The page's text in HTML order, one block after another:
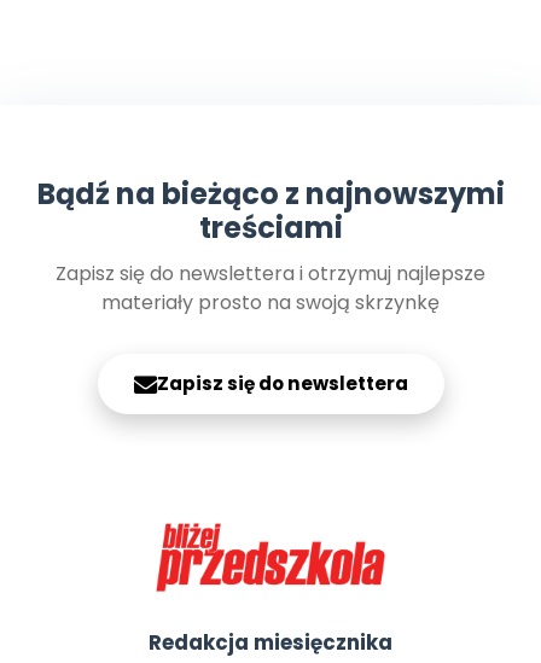
Bądź na bieżąco z najnowszymi
treściami
Zapisz się do newslettera i otrzymuj najlepsze
materiały prosto na swoją skrzynkę
Zapisz się do newslettera
Redakcja miesięcznika